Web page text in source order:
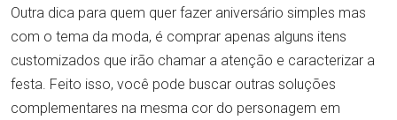
Outra dica para quem quer fazer aniversário simples mas
com o tema da moda, é comprar apenas alguns itens
customizados que irão chamar a atenção e caracterizar a
festa. Feito isso, você pode buscar outras soluções
complementares na mesma cor do personagem em